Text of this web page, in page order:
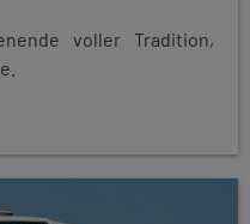
voller Tradition,